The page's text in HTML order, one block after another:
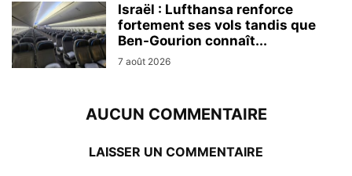
Israël : Lufthansa renforce
fortement ses vols tandis que
Ben-Gourion connaît...
7 août 2026
AUCUN COMMENTAIRE
LAISSER UN COMMENTAIRE